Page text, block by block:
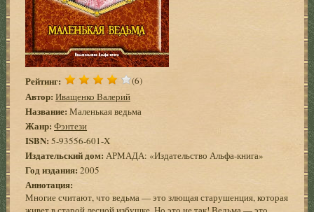
Рейтинг: (6)
Автор: Иващенко Валерий
Название: Маленькая ведьма
Жанр: Фэнтези
ISBN: 5-93556-601-X
Издательский дом: АРМАДА: «Издательство Альфа-книга»
Год издания: 2005
Аннотация:
Многие считают, что ведьма — это злющая старушенция, которая